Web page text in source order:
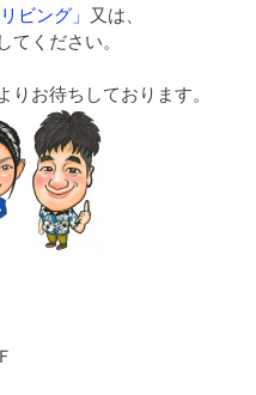
ビング」
又は、
てください。
りお待ちしております。